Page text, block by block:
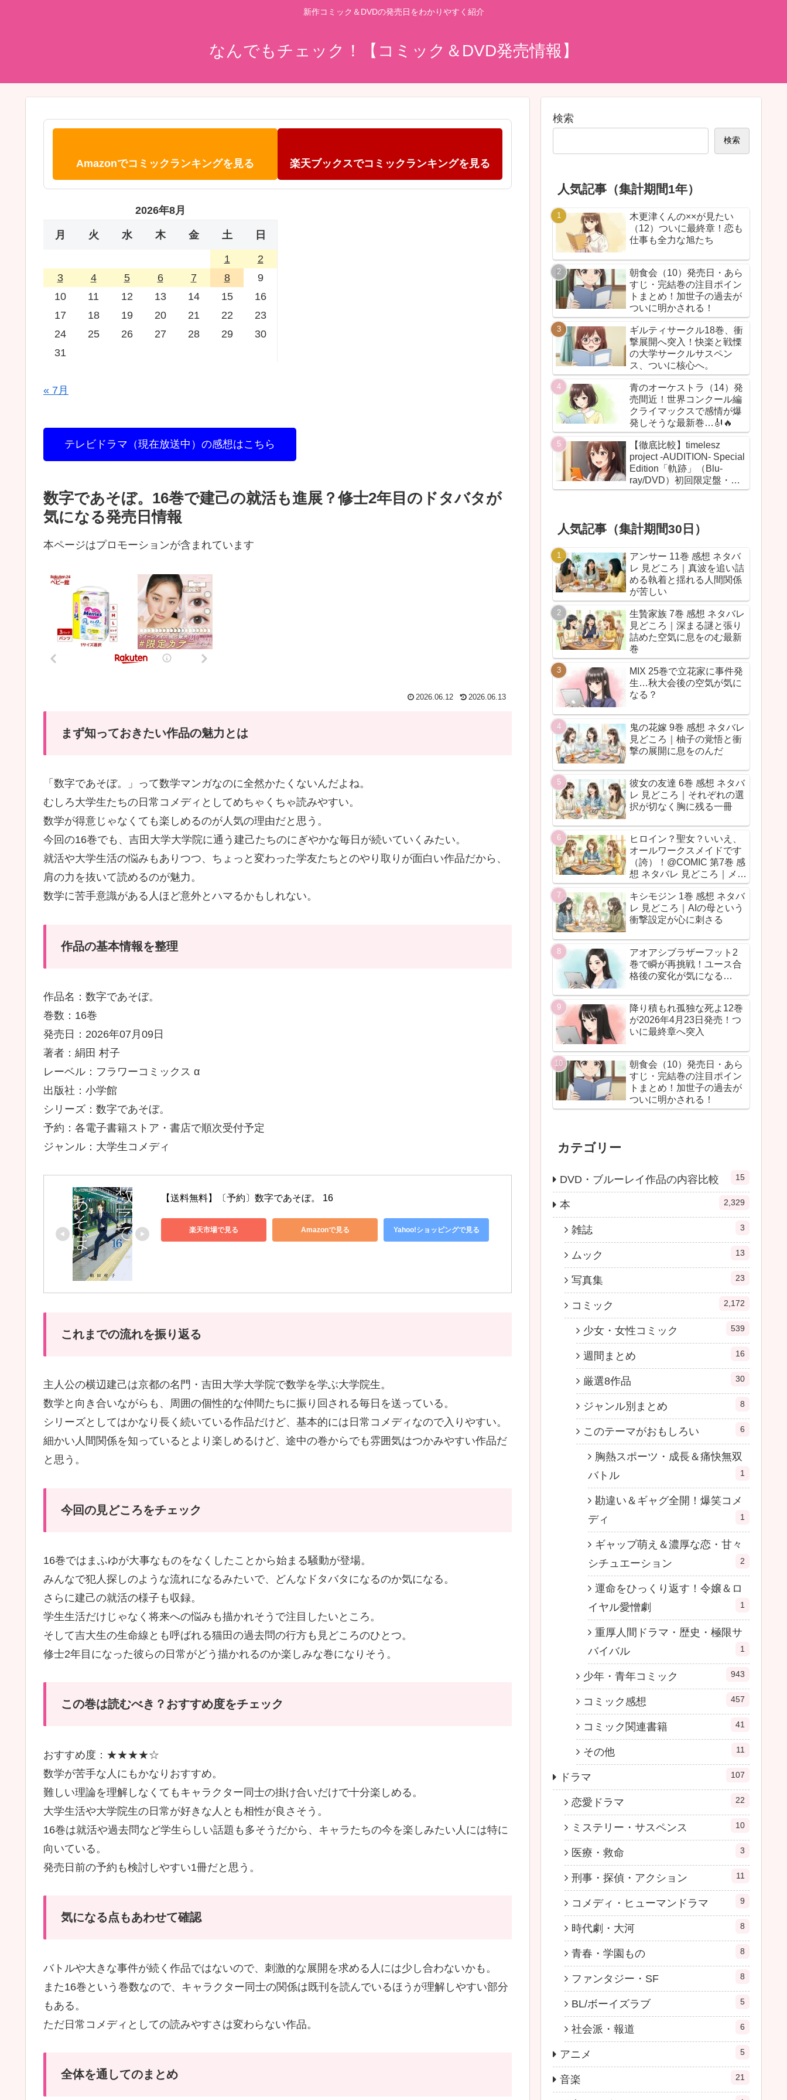
新作コミック＆DVDの発売日をわかりやすく紹介
なんでもチェック！【コミック＆DVD発売情報】
Amazonでコミックランキングを見る 楽天ブックスでコミックランキングを見る
2026年8月
月 火 水 木 金 土 日
1
2
3
4 5 6 7 8
9
10
11 12 13 14 15
16
17
18 19 20 21 22
23
24
25 26 27 28 29
30
31
« 7月
テレビドラマ（現在放送中）の感想はこちら
数字であそぼ。16巻で建己の就活も進展？修士2年目のドタバタが
気になる発売日情報
本ページはプロモーションが含まれています
2026.06.12 2026.06.13
まず知っておきたい作品の魅力とは
「数字であそぼ。」って数学マンガなのに全然かたくないんだよね。
むしろ大学生たちの日常コメディとしてめちゃくちゃ読みやすい。
数学が得意じゃなくても楽しめるのが人気の理由だと思う。
今回の16巻でも、吉田大学大学院に通う建己たちのにぎやかな毎日が続いていくみたい。
就活や大学生活の悩みもありつつ、ちょっと変わった学友たちとのやり取りが面白い作品だから、
肩の力を抜いて読めるのが魅力。
数学に苦手意識がある人ほど意外とハマるかもしれない。
作品の基本情報を整理
作品名：数字であそぼ。
巻数：16巻
発売日：2026年07月09日
著者：絹田 村子
レーベル：フラワーコミックス α
出版社：小学館
シリーズ：数字であそぼ。
予約：各電子書籍ストア・書店で順次受付予定
ジャンル：大学生コメディ
【送料無料】〔予約〕数字であそぼ。 16
楽天市場で見る Amazonで見る Yahoo!ショッピングで見る
これまでの流れを振り返る
主人公の横辺建己は京都の名門・吉田大学大学院で数学を学ぶ大学院生。
数学と向き合いながらも、周囲の個性的な仲間たちに振り回される毎日を送っている。
シリーズとしてはかなり長く続いている作品だけど、基本的には日常コメディなので入りやすい。
細かい人間関係を知っているとより楽しめるけど、途中の巻からでも雰囲気はつかみやすい作品だ
と思う。
今回の見どころをチェック
16巻ではまふゆが大事なものをなくしたことから始まる騒動が登場。
みんなで犯人探しのような流れになるみたいで、どんなドタバタになるのか気になる。
さらに建己の就活の様子も収録。
学生生活だけじゃなく将来への悩みも描かれそうで注目したいところ。
そして吉大生の生命線とも呼ばれる猫田の過去問の行方も見どころのひとつ。
修士2年目になった彼らの日常がどう描かれるのか楽しみな巻になりそう。
この巻は読むべき？おすすめ度をチェック
おすすめ度：★★★★☆
数学が苦手な人にもかなりおすすめ。
難しい理論を理解しなくてもキャラクター同士の掛け合いだけで十分楽しめる。
大学生活や大学院生の日常が好きな人とも相性が良さそう。
16巻は就活や過去問など学生らしい話題も多そうだから、キャラたちの今を楽しみたい人には特に
向いている。
発売日前の予約も検討しやすい1冊だと思う。
気になる点もあわせて確認
バトルや大きな事件が続く作品ではないので、刺激的な展開を求める人には少し合わないかも。
また16巻という巻数なので、キャラクター同士の関係は既刊を読んでいるほうが理解しやすい部分
もある。
ただ日常コメディとしての読みやすさは変わらない作品。
全体を通してのまとめ
検索
検索
人気記事（集計期間1年）
木更津くんの××が見たい
（12）ついに最終章！恋も
仕事も全力な旭たち
朝食会（10）発売日・あら
すじ・完結巻の注目ポイン
トまとめ！加世子の過去が
ついに明かされる！
ギルティサークル18巻、衝
撃展開へ突入！快楽と戦慄
の大学サークルサスペン
ス、ついに核心へ。
青のオーケストラ（14）発
売間近！世界コンクール編
クライマックスで感情が爆
発しそうな最新巻…🎻🔥
【徹底比較】timelesz
project -AUDITION- Special
Edition「軌跡」（Blu-
ray/DVD）初回限定盤・通
常盤の違いまとめ！【グッ
人気記事（集計期間30日）
アンサー 11巻 感想 ネタバ
レ 見どころ｜真波を追い詰
める執着と揺れる人間関係
が苦しい
生贄家族 7巻 感想 ネタバレ
見どころ｜深まる謎と張り
詰めた空気に息をのむ最新
巻
MIX 25巻で立花家に事件発
生…秋大会後の空気が気に
なる？
鬼の花嫁 9巻 感想 ネタバレ
見どころ｜柚子の覚悟と衝
撃の展開に息をのんだ
彼女の友達 6巻 感想 ネタバ
レ 見どころ｜それぞれの選
択が切なく胸に残る一冊
ヒロイン？聖女？いいえ、
オールワークスメイドです
（誇）！@COMIC 第7巻 感
想 ネタバレ 見どころ｜メイ
ド魂が今回も全力だった
キシモジン 1巻 感想 ネタバ
レ 見どころ｜AIの母という
衝撃設定が心に刺さる
アオアシブラザーフット2
巻で瞬が再挑戦！ユース合
格後の変化が気になる…
降り積もれ孤独な死よ12巻
が2026年4月23日発売！つ
いに最終章へ突入
朝食会（10）発売日・あら
すじ・完結巻の注目ポイン
トまとめ！加世子の過去が
ついに明かされる！
カテゴリー
DVD・ブルーレイ作品の内容比較 15
本 2,329
雑誌 3
ムック 13
写真集 23
コミック 2,172
少女・女性コミック 539
週間まとめ 16
厳選8作品 30
ジャンル別まとめ 8
このテーマがおもしろい 6
胸熱スポーツ・成長＆痛快無双
バトル
1
勘違い＆ギャグ全開！爆笑コメ
ディ
1
ギャップ萌え＆濃厚な恋・甘々
シチュエーション
2
運命をひっくり返す！令嬢＆ロ
イヤル愛憎劇
1
重厚人間ドラマ・歴史・極限サ
バイバル
1
少年・青年コミック 943
コミック感想 457
コミック関連書籍 41
その他 11
ドラマ 107
恋愛ドラマ 22
ミステリー・サスペンス 10
医療・救命 3
刑事・探偵・アクション 11
コメディ・ヒューマンドラマ 9
時代劇・大河 8
青春・学園もの 8
ファンタジー・SF 8
BL/ボーイズラブ 5
社会派・報道 6
アニメ 5
音楽 21